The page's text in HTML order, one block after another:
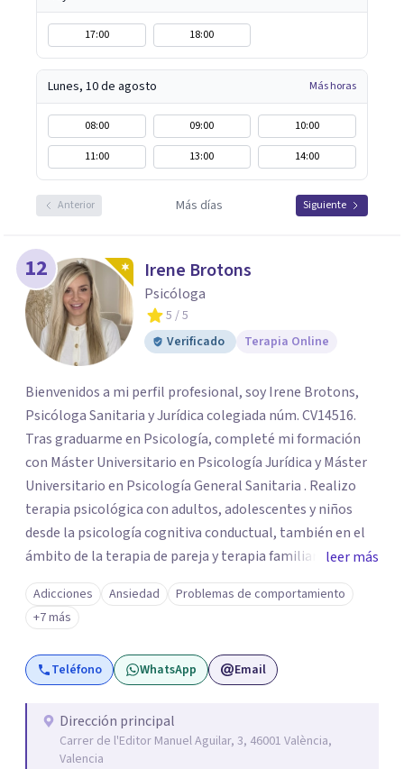
17:00 18:00
Lunes, 10 de agosto Más horas
08:00 09:00
10:00
11:00
13:00 14:00
Anterior Más días Siguiente
12 Irene Brotons
Psicóloga
5 / 5
Verificado
Terapia Online
Bienvenidos a mi perfil profesional, soy Irene Brotons,
Psicóloga Sanitaria y Jurídica colegiada núm. CV14516.
Tras graduarme en Psicología, completé mi formación
con Máster Universitario en Psicología Jurídica y Máster
Universitario en Psicología General Sanitaria . Realizo
terapia psicológica con adultos, adolescentes y niños
desde la psicología cognitiva conductual, también en el
ámbito de la terapia de pareja y terapia familiar. Como
psicóloga jurídico forense, realizo informes periciales
psicológicos en el ámbito de familia, civil, penal y laboral.
Soy miembro del Listado Oficial de Psicólogos Forenses
del Colegio Oficial de Psicólogos de la Comunidad
Valencia (LOPF). Y realizo mi trabajo en CONECTA Centro
leer más
Adicciones Ansiedad
Problemas de comportamiento
+7 más
Teléfono WhatsApp Email
Dirección principal
Carrer de l'Editor Manuel Aguilar, 3, 46001 València,
Valencia